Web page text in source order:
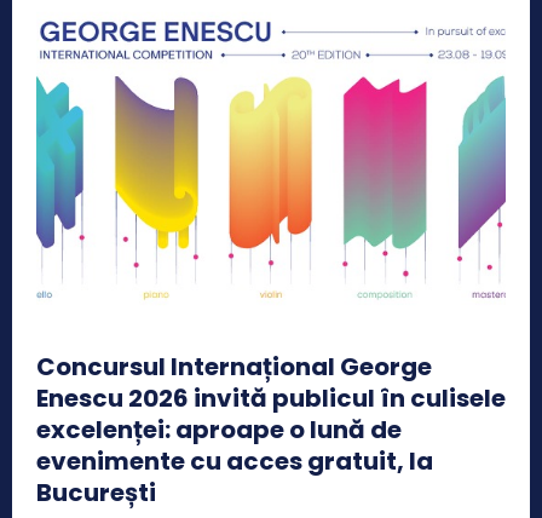
Concursul Internațional George
Enescu 2026 invită publicul în culisele
excelenței: aproape o lună de
evenimente cu acces gratuit, la
București